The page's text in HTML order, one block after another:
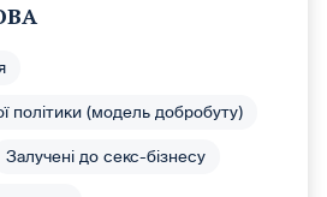
політики (модель добробуту)
Залучені до секс-бізнесу